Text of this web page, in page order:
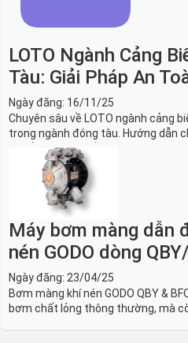
LOTO Ngành Cảng
Tàu: Giải Pháp An
Ngày đăng: 16/11/25
Chuyên sâu về LOTO ngành cảng
trong ngành đóng tàu. Hướng dẫn
chuẩn OSHA, thiết bị và Giải pháp
đóng tàu toàn diện.
Máy bơm màng dẫn
nén GODO dòng
Ngày đăng: 23/04/25
Bơm màng khí nén GODO QBY &
bơm chất lỏng thông thường, mà